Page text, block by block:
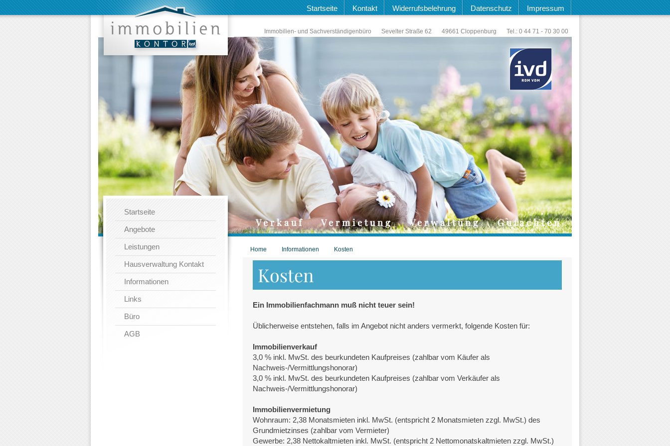
Startseite Kontakt Widerrufsbelehrung Datenschutz Impressum
Immobilien- und Sachverständigenbüro Sevelter Straße 62 49661 Cloppenburg Tel.: 0 44 71 - 70 30 00
Verkauf Vermietung Verwaltung Gutachten
Startseite
Angebote
Leistungen
Hausverwaltung Kontakt
Informationen
Links
Büro
AGB
Home Informationen Kosten
Kosten
Ein Immobilienfachmann muß nicht teuer sein!
Üblicherweise entstehen, falls im Angebot nicht anders vermerkt, folgende Kosten für:
Immobilienverkauf
3,0 % inkl. MwSt. des beurkundeten Kaufpreises (zahlbar vom Käufer als
Nachweis-/Vermittlungshonorar)
3,0 % inkl. MwSt. des beurkundeten Kaufpreises (zahlbar vom Verkäufer als
Nachweis-/Vermittlungshonorar)
Immobilienvermietung
Wohnraum: 2,38 Monatsmieten inkl. MwSt. (entspricht 2 Monatsmieten zzgl. MwSt.) des
Grundmietzinses (zahlbar vom Vermieter)
Gewerbe: 2,38 Nettokaltmieten inkl. MwSt. (entspricht 2 Nettomonatskaltmieten zzgl. MwSt.)